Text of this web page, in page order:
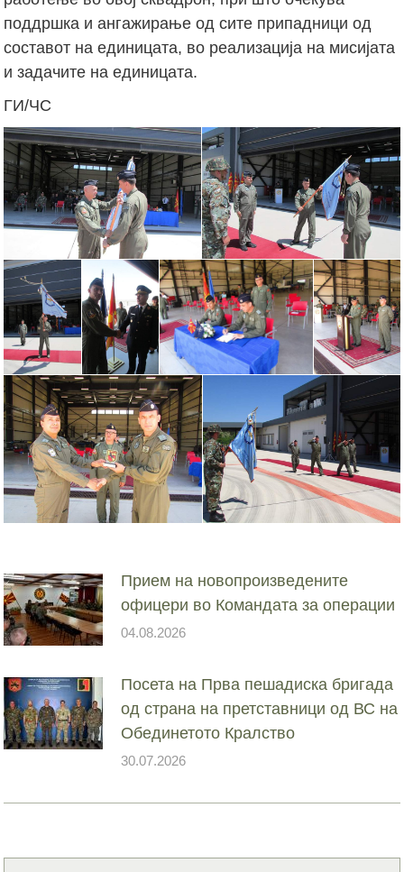
поддршка и ангажирање од сите припадници од
составот на единицата, во реализација на мисијата
и задачите на единицата.
ГИ/ЧС
Прием на новопроизведените
офицери во Командата за операции
04.08.2026
Посета на Прва пешадиска бригада
од страна на претставници од ВС на
Обединетото Кралство
30.07.2026